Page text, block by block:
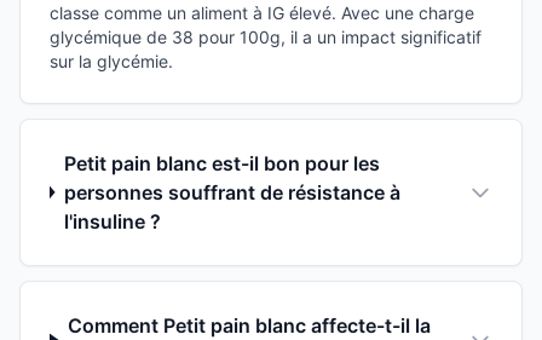
classe comme un aliment à IG élevé. Avec une charge
glycémique de 38 pour 100g, il a un impact significatif
sur la glycémie.
Petit pain blanc est-il bon pour les
personnes souffrant de résistance à
l'insuline ?
Comment Petit pain blanc affecte-t-il la